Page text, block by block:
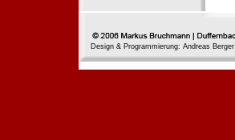
Design & Programmierung: Andreas Berger